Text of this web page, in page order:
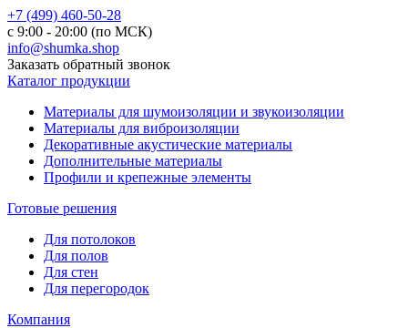
+7 (499) 460-50-28
с 9:00 - 20:00 (по МСК)
info@shumka.shop
Заказать обратный звонок
Каталог продукции
Материалы для шумоизоляции и звукоизоляции
Материалы для виброизоляции
Декоративные акустические материалы
Дополнительные материалы
Профили и крепежные элементы
Готовые решения
Для потолоков
Для полов
Для стен
Для перегородок
Компания